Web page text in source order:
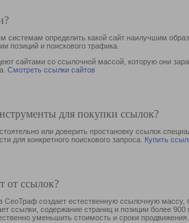
системам определить какой сайт наилучшим
позиций и поискового трафика.
сайтами со ссылочной массой, которую они
Смотреть ссылки сайтов
для покупки ссылок?
или доверить простановку ссылок
для конкретного поискового запроса. Купить
от ссылок?
СеоТраф создает естественную ссылочную
ссылки, содержание страниц и позиции более
уменьшить стоимость и сроки продвижения.